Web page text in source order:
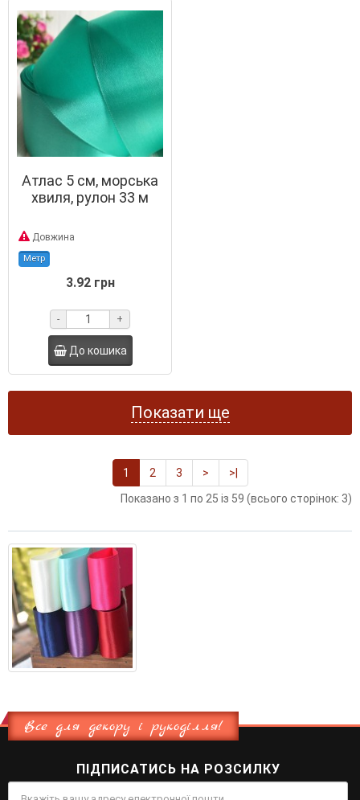
Атлас 5 см, морська
хвиля, рулон 33 м
Довжина
Метр
3.92 грн
- +
До кошика
Показати ще
1 2 3 >
>|
Показано з 1 по 25 із 59 (всього сторінок: 3)
Все для декору і рукоділля!
ПІДПИСАТИСЬ НА РОЗСИЛКУ